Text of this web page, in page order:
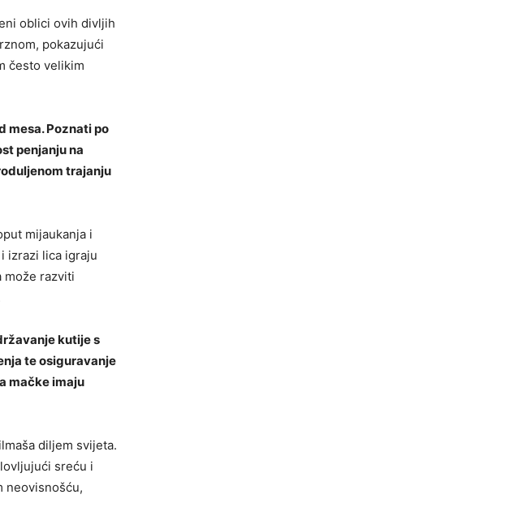
oblici ovih divljih
pokazujući
često velikim
mesa. Poznati po
penjanju na
trajanju
mijaukanja i
izrazi lica igraju
može razviti
kutije s
te osiguravanje
mačke imaju
diljem svijeta.
sreću i
neovisnošću,